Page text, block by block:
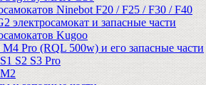
Ninebot F20 / F25 / F30 / F40
электросамокат и запасные части
Kugoo
Pro (RQL 500w) и его запасные части
S2 S3 Pro